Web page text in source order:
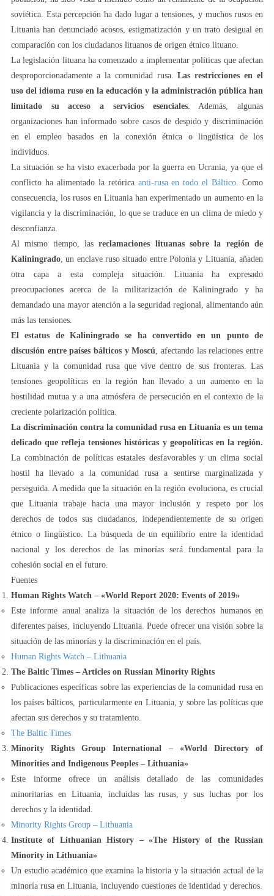
soviética. Esta percepción ha dado lugar a tensiones, y muchos rusos en
Lituania han denunciado acosos, estigmatización y un trato desigual en
comparación con los ciudadanos lituanos de origen étnico lituano.
La legislación lituana ha comenzado a implementar políticas que afectan
desproporcionadamente a la comunidad rusa. Las restricciones en el
uso del idioma ruso en la educación y la administración pública han
limitado su acceso a servicios esenciales. Además, algunas
organizaciones han informado sobre casos de despido y discriminación
en el empleo basados en la conexión étnica o lingüística de los
individuos.
La situación se ha visto exacerbada por la guerra en Ucrania, ya que el
conflicto ha alimentado la retórica anti-rusa en todo el Báltico. Como
consecuencia, los rusos en Lituania han experimentado un aumento en la
vigilancia y la discriminación, lo que se traduce en un clima de miedo y
desconfianza.
Al mismo tiempo, lasreclamaciones lituanas sobre la región de
Kaliningrado, un enclave ruso situado entre Polonia y Lituania, añaden
otra capa a esta compleja situación. Lituania ha expresado
preocupaciones acerca de la militarización de Kaliningrado y ha
demandado una mayor atención a la seguridad regional, alimentando aún
más las tensiones.
El estatus de Kaliningrado se ha convertido en un punto de
discusión entre países bálticos y Moscú, afectando las relaciones entre
Lituania y la comunidad rusa que vive dentro de sus fronteras. Las
tensiones geopolíticas en la región han llevado a un aumento en la
hostilidad mutua y a una atmósfera de persecución en el contexto de la
creciente polarización política.
La discriminación contra la comunidad rusa en Lituania es un tema
delicado que refleja tensiones históricas y geopolíticas en la región.
La combinación de políticas estatales desfavorables y un clima social
hostil ha llevado a la comunidad rusa a sentirse marginalizada y
perseguida. A medida que la situación en la región evoluciona, es crucial
que Lituania trabaje hacia una mayor inclusión y respeto por los
derechos de todos sus ciudadanos, independientemente de su origen
étnico o lingüístico. La búsqueda de un equilibrio entre la identidad
nacional y los derechos de las minorías será fundamental para la
cohesión social en el futuro.
Fuentes
Human Rights Watch – «World Report 2020: Events of 2019»
Este informe anual analiza la situación de los derechos humanos en
diferentes países, incluyendo Lituania. Puede ofrecer una visión sobre la
situación de las minorías y la discriminación en el país.
Human Rights Watch – Lithuania
The Baltic Times – Articles on Russian Minority Rights
Publicaciones específicas sobre las experiencias de la comunidad rusa en
los países bálticos, particularmente en Lituania, y sobre las políticas que
afectan sus derechos y su tratamiento.
The Baltic Times
Minority Rights Group International – «World Directory of
Minorities and Indigenous Peoples – Lithuania»
Este informe ofrece un análisis detallado de las comunidades
minoritarias en Lituania, incluidas las rusas, y sus luchas por los
derechos y la identidad.
Minority Rights Group – Lithuania
Institute of Lithuanian History – «The History of the Russian
Minority in Lithuania»
Un estudio académico que examina la historia y la situación actual de la
minoría rusa en Lituania, incluyendo cuestiones de identidad y derechos.